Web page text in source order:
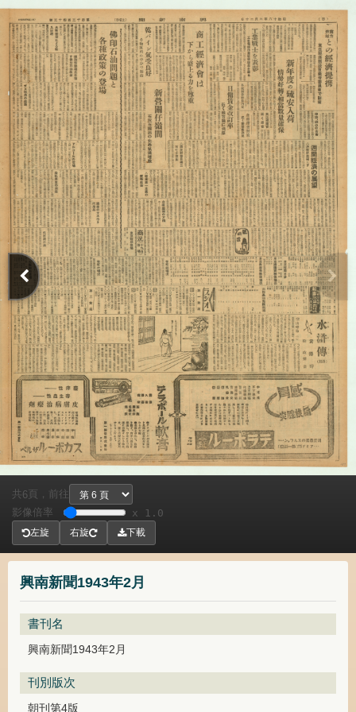
興南新聞1943年2月
書刊名
興南新聞1943年2月
刊別版次
朝刊第4版
共 6頁， 前往
影像倍率
x 1.0
左旋 右旋 下載